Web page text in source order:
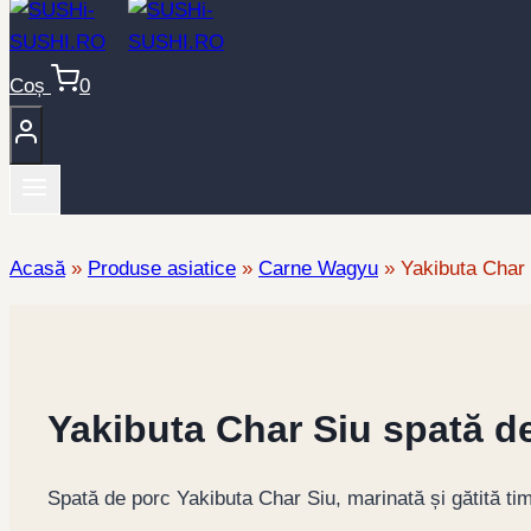
Coș 0
Acasă» Produse asiatice » Carne Wagyu » Yakibuta
Yakibuta Char Siu spată
Spată de porc Yakibuta Char Siu, marinată și gătită